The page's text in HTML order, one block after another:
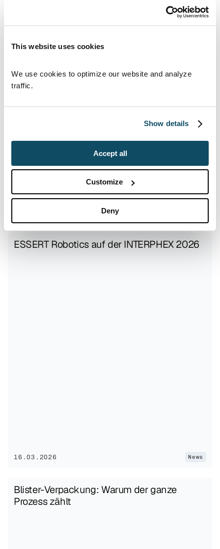
This website uses cookies
We use cookies to optimize our website and analyze
traffic.
Show details
Accept all
Customize
Deny
ESSERT Robotics auf der INTERPHEX 2026
16.03.2026 News
Blister-Verpackung: Warum der ganze
Prozess zählt